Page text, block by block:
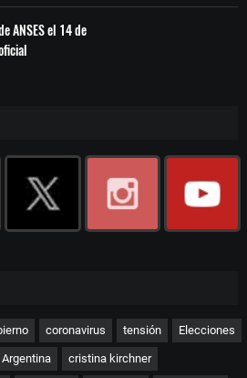
ANSES el 14 de
coronavirus tensión Elecciones
Argentina cristina kirchner